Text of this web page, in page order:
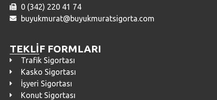
0 (342) 220 41 74
buyukmurat@buyukmuratsigorta.com
TEKLİF FORMLARI
Trafik Sigortası
Kasko Sigortası
İşyeri Sigortası
Konut Sigortası